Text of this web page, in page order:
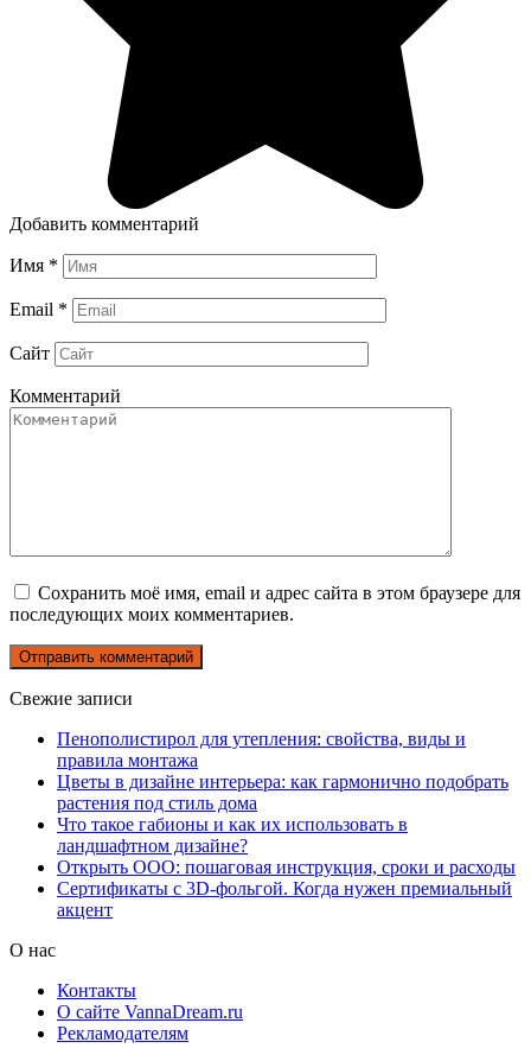
Добавить комментарий
Имя *
Email *
Сайт
Комментарий
Сохранить моё имя, email и адрес сайта в этом браузере для
последующих моих комментариев.
Свежие записи
Пенополистирол для утепления: свойства, виды и
правила монтажа
Цветы в дизайне интерьера: как гармонично подобрать
растения под стиль дома
Что такое габионы и как их использовать в
ландшафтном дизайне?
Открыть ООО: пошаговая инструкция, сроки и расходы
Сертификаты с 3D-фольгой. Когда нужен премиальный
акцент
О нас
Контакты
О сайте VannaDream.ru
Рекламодателям